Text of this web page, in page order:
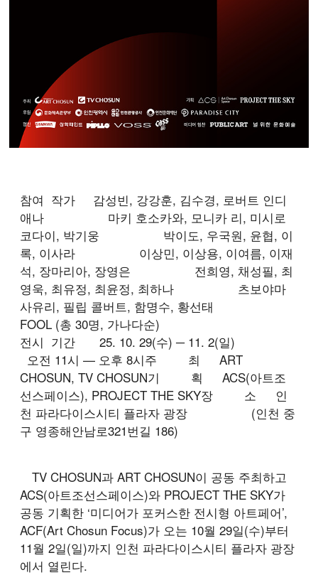
참여 작가
감성빈, 강강훈, 김수경, 로버트 인디
애나 마키 호소카와, 모니카 리, 미시로
코다이, 박기웅 박이도, 우국원, 윤협, 이
록, 이사라 이상민, 이상용, 이여름, 이재
석, 장마리아, 장영은 전희영, 채성필, 최
영욱, 최유정, 최윤정, 최하나 츠보야마
사유리, 필립 콜버트, 함명수, 황선태
FOOL (총 30명, 가나다순)
전시 기간
25. 10. 29(수) ─ 11. 2(일)
오전 11시 — 오후 8시주 최 ART
CHOSUN, TV CHOSUN기 획 ACS(아트조
선스페이스), PROJECT THE SKY장 소 인
천 파라다이스시티 플라자 광장 (인천 중
구 영종해안남로321번길 186)
TV CHOSUN과 ART CHOSUN이 공동 주최하고
ACS(아트조선스페이스)와 PROJECT THE SKY가
공동 기획한 ‘미디어가 포커스한 전시형 아트페어’,
ACF(Art Chosun Focus)가 오는 10월 29일(수)부터
11월 2일(일)까지 인천 파라다이스시티 플라자 광장
에서 열린다.